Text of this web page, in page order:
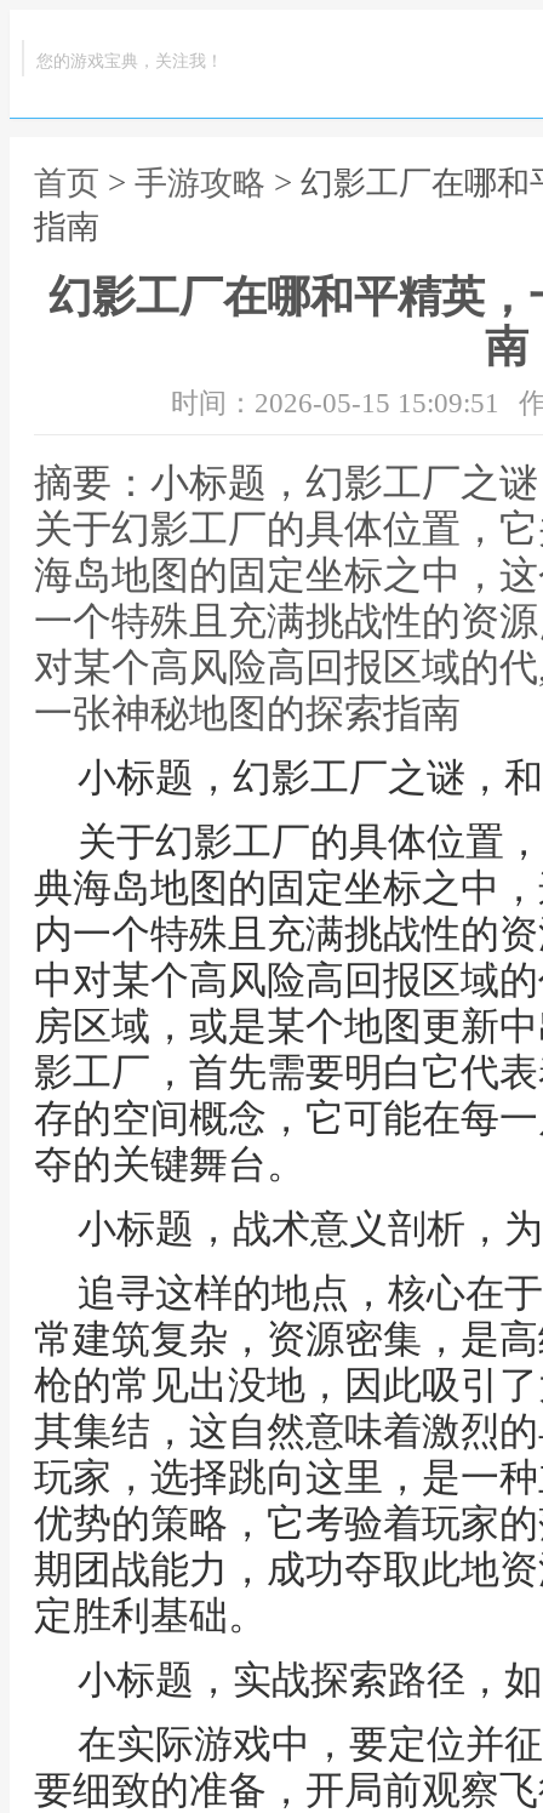
您的游戏宝典，关注我！
首页 > 手游攻略 > 幻影工厂在哪
指南
幻影工厂在哪和平精英
南
时间：2026-05-15 15:09:51
摘要：小标题，幻影工厂之
关于幻影工厂的具体位置，
海岛地图的固定坐标之中，
一个特殊且充满挑战性的资
对某个高风险高回报区域的
一张神秘地图的探索指南
小标题，幻影工厂之谜，
关于幻影工厂的具体位置
典海岛地图的固定坐标之中
内一个特殊且充满挑战性的
中对某个高风险高回报区域
房区域，或是某个地图更新
影工厂，首先需要明白它代
存的空间概念，它可能在每
夺的关键舞台。
小标题，战术意义剖析，
追寻这样的地点，核心在
常建筑复杂，资源密集，是
枪的常见出没地，因此吸引
其集结，这自然意味着激烈
玩家，选择跳向这里，是一
优势的策略，它考验着玩家
期团战能力，成功夺取此地
定胜利基础。
小标题，实战探索路径，
在实际游戏中，要定位并
要细致的准备，开局前观察